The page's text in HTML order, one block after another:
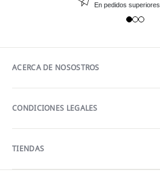
En pedidos
ACERCA DE NOSOSTROS
CONDICIONES LEGALES
TIENDAS